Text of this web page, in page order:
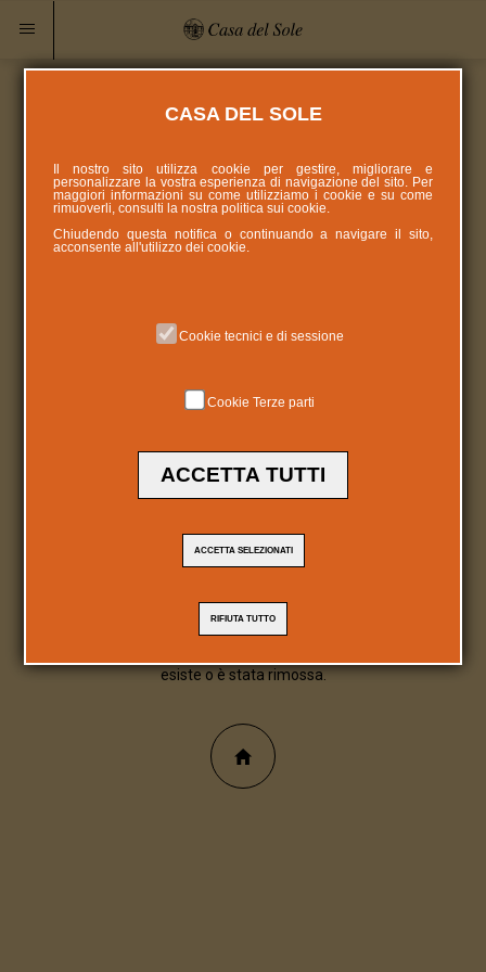
404
esiste o è stata rimossa.
CASA DEL SOLE
Il nostro sito utilizza cookie per gestire, migliorare e
personalizzare la vostra esperienza di navigazione del sito. Per
maggiori informazioni su come utilizziamo i cookie e su come
rimuoverli, consulti la nostra politica suicookie
Chiudendo questa notifica o continuando a navigare il sito,
acconsente all'utilizzo dei cookie.
Cookie tecnici e di sessione
Cookie Terze parti
ACCETTA TUTTI
ACCETTA SELEZIONATI
RIFIUTA TUTTO